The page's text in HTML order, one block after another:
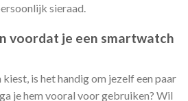
sieraad.
voordat je een smartwatch
is het handig om jezelf een paar
je hem vooral voor gebruiken? Wil